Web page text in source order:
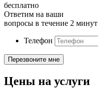
бесплатно
Ответим на ваши
вопросы в течение 2 минут
Телефон
Цены на услуги